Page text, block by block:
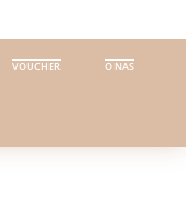
VOUCHER O NAS